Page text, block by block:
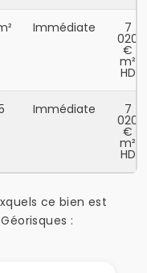
Immédiate 7
020
€
m²
HD
Immédiate 7
020
€
m²
HD
ce bien est
: